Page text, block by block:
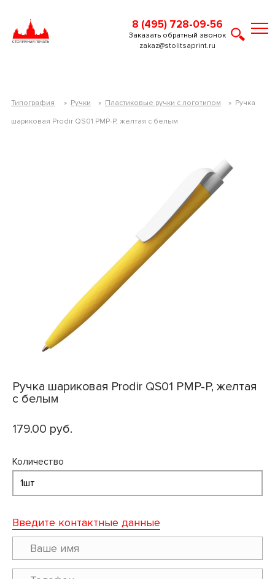
8 (495) 728-09-56
zakaz@stolitsaprint.ru
Заказать обратный звонок
Типография » Ручки » Пластиковые ручки с логотипом » Ручка
шариковая Prodir QS01 PMP-P, желтая с белым
Ручка шариковая Prodir QS01 PMP-P, желтая
с белым
179.00 руб.
Количество
Введите контактные данные